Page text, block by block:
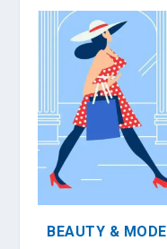
BEAUTY & MODE